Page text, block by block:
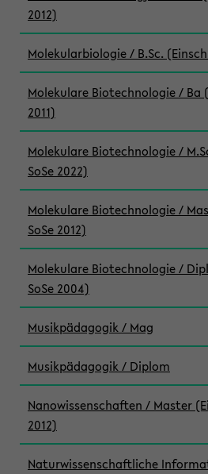
2012)
Molekularbiologie / B.Sc.
Molekulare Biotechnologie / Ba
2011)
Molekulare Biotechnologie /
SoSe 2022)
Molekulare Biotechnologie /
SoSe 2012)
Molekulare Biotechnologie /
SoSe 2004)
Musikpädagogik / Mag
Musikpädagogik / Diplom
Nanowissenschaften / Master
2012)
Naturwissenschaftliche